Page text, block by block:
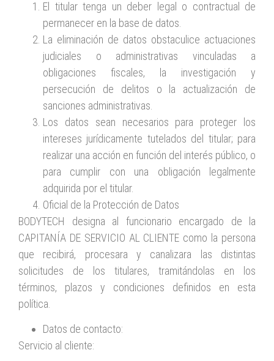
El titular tenga un deber legal o contractual de
permanecer en la base de datos.
La eliminación de datos obstaculice actuaciones
judiciales o administrativas vinculadas a
obligaciones fiscales, la investigación y
persecución de delitos o la actualización de
sanciones administrativas.
Los datos sean necesarios para proteger los
intereses jurídicamente tutelados del titular; para
realizar una acción en función del interés público, o
para cumplir con una obligación legalmente
adquirida por el titular.
Oficial de la Protección de Datos
BODYTECH designa al funcionario encargado de la
CAPITANÍA DE SERVICIO AL CLIENTE como la persona
que recibirá, procesara y canalizara las distintas
solicitudes de los titulares, tramitándolas en los
términos, plazos y condiciones definidos en esta
política.
Datos de contacto:
Servicio al cliente: